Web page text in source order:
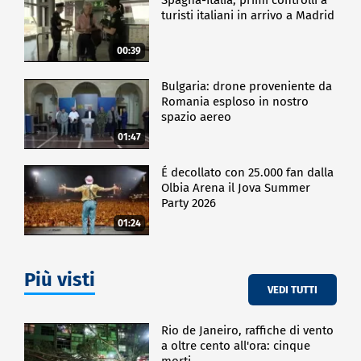
00:39
turisti italiani in arrivo a Madrid
01:47
Bulgaria: drone proveniente da
Romania esploso in nostro
spazio aereo
01:24
É decollato con 25.000 fan dalla
Olbia Arena il Jova Summer
Party 2026
Più visti VEDI TUTTI
Rio de Janeiro, raffiche di vento
a oltre cento all'ora: cinque